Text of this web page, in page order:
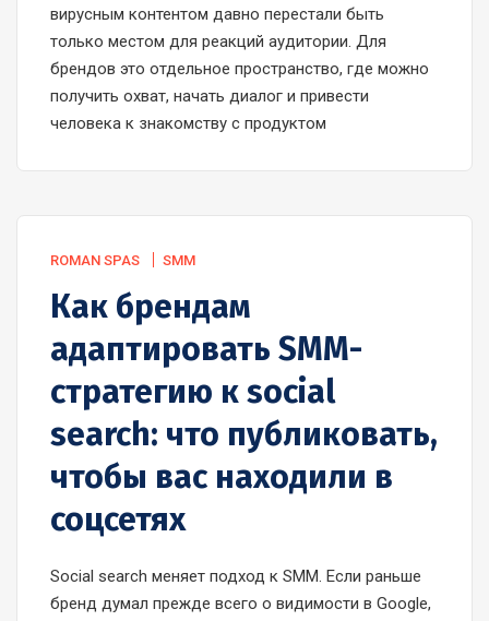
вирусным контентом давно перестали быть
только местом для реакций аудитории. Для
брендов это отдельное пространство, где можно
получить охват, начать диалог и привести
человека к знакомству с продуктом
ROMAN SPAS SMM
Как брендам
адаптировать SMM-
стратегию к social
search: что публиковать,
чтобы вас находили в
соцсетях
Social search меняет подход к SMM. Если раньше
бренд думал прежде всего о видимости в Google,